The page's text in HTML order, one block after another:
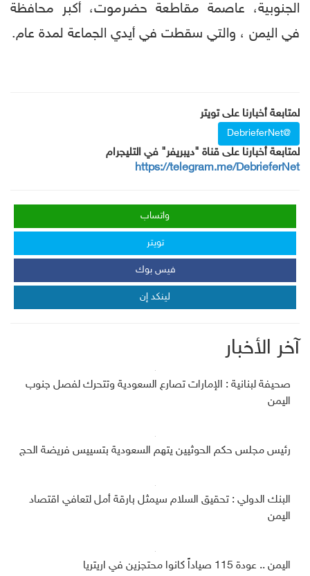
الجنوبية، عاصمة مقاطعة حضرموت، أكبر محافظة
في اليمن ، والتي سقطت في أيدي الجماعة لمدة عام.
لمتابعة أخبارنا على تويتر
@DebrieferNet
لمتابعة أخبارنا على قناة "ديبريفر" في التليجرام
https://telegram.me/DebrieferNet
واتساب
تويتر
فيس بوك
لينكد إن
آخر الأخبار
صحيفة لبنانية : الإمارات تصارع السعودية وتتحرك لفصل جنوب
اليمن
رئيس مجلس حكم الحوثيين يتهم السعودية بتسييس فريضة الحج
البنك الدولي : تحقيق السلام سيمثل بارقة أمل لتعافي اقتصاد
اليمن
اليمن .. عودة 115 صياداً كانوا محتجزين في اريتريا